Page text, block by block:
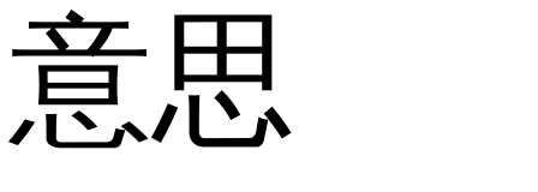
意思